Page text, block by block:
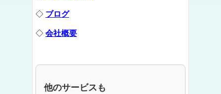
◇ ブログ
◇ 会社概要
他のサービスも